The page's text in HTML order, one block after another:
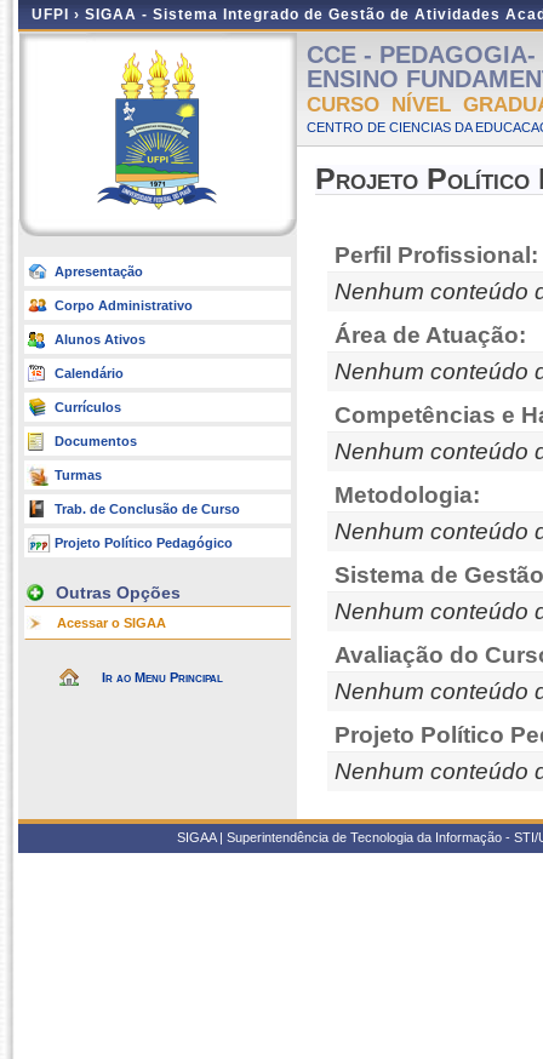
UFPI › SIGAA - Sistema Integrado de Gestão de Atividades
Apresentação
Corpo Administrativo
Alunos Ativos
Calendário
Currículos
Documentos
Turmas
Trab. de Conclusão de Curso
Projeto Político Pedagógico
Outras Opções
Acessar o SIGAA
Ir ao Menu Principal
CCE -
ENSINO
CURSO NÍVEL
CENTRO DE CIENCIAS DA
Projeto Político
Perfil Profissional:
Nenhum conteúdo
Área de Atuação:
Nenhum conteúdo
Competências e
Nenhum conteúdo
Metodologia:
Nenhum conteúdo
Sistema de
Nenhum conteúdo
Avaliação do
Nenhum conteúdo
Projeto Político
Nenhum conteúdo
SIGAA | Superintendência de Tecnologia da Informação -